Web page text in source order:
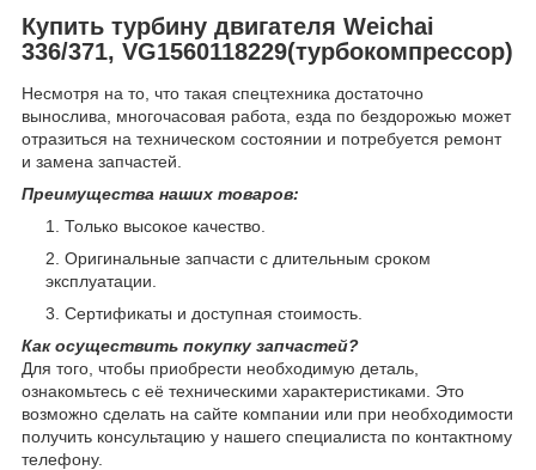
Купить турбину двигателя Weichai
336/371, VG1560118229(турбокомпрессор)
Несмотря на то, что такая спецтехника достаточно
вынослива, многочасовая работа, езда по бездорожью может
отразиться на техническом состоянии и потребуется ремонт
и замена запчастей.
Преимущества наших товаров:
Только высокое качество.
Оригинальные запчасти с длительным сроком
эксплуатации.
Сертификаты и доступная стоимость.
Как осуществить покупку запчастей?
Для того, чтобы приобрести необходимую деталь,
ознакомьтесь с её техническими характеристиками. Это
возможно сделать на сайте компании или при необходимости
получить консультацию у нашего специалиста по контактному
телефону.